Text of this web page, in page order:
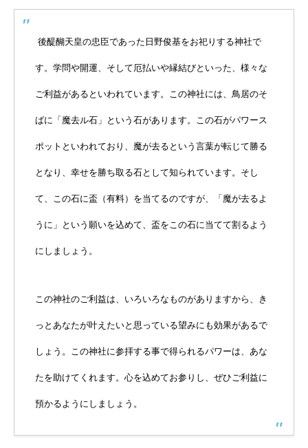
後醍醐天皇の忠臣であった日野俊基をお祀りする神社で
す。学問や開運、そして厄払いや縁結びといった、様々な
ご利益があるといわれています。この神社には、鳥居のそ
ばに「魔去ル石」という石があります。この石がパワース
ポットといわれており、魔が去るという言葉が転じて勝る
となり、幸せを勝ち取る石として知られています。そし
て、この石に盃（有料）を当てるのですが、「魔が去るよ
うに」という願いを込めて、盃をこの石に当てて割るよう
にしましょう。
この神社のご利益は、いろいろなものがありますから、き
っとあなたが叶えたいと思っている望みにも効果があるで
しょう。この神社に参拝する事で得られるパワーは、あな
たを助けてくれます。心を込めてお参りし、ぜひご利益に
預かるようにしましょう。